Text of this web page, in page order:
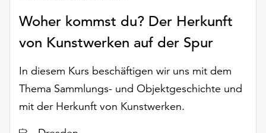
Cookies
auch
ohne
Ihr
Einverständnis
weiterhin
Woher kommst du? Der Herkunft
von Kunstwerken auf der Spur
In diesem Kurs beschäftigen wir uns mit dem
Thema Sammlungs- und Objektgeschichte und
mit der Herkunft von Kunstwerken.